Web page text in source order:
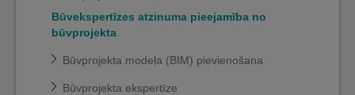
Būvekspertīzes atzinuma pieejamība no
būvprojekta
Būvprojekta modeļa (BIM) pievienošana
Būvprojekta ekspertīze